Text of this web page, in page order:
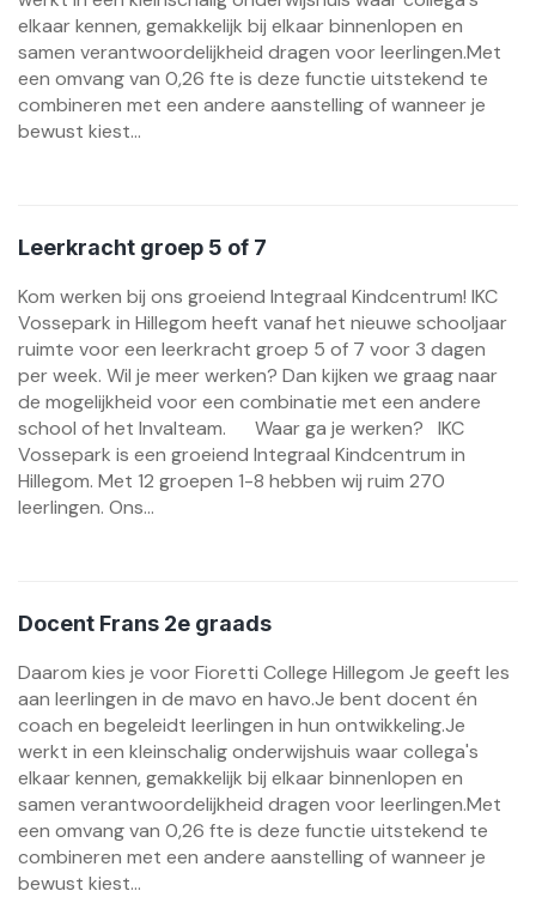
elkaar kennen, gemakkelijk bij elkaar binnenlopen en
samen verantwoordelijkheid dragen voor leerlingen.Met
een omvang van 0,26 fte is deze functie uitstekend te
combineren met een andere aanstelling of wanneer je
bewust kiest...
Leerkracht groep 5 of 7
Kom werken bij ons groeiend Integraal Kindcentrum! IKC
Vossepark in Hillegom heeft vanaf het nieuwe schooljaar
ruimte voor een leerkracht groep 5 of 7 voor 3 dagen
per week. Wil je meer werken? Dan kijken we graag naar
de mogelijkheid voor een combinatie met een andere
school of het Invalteam. Waar ga je werken? IKC
Vossepark is een groeiend Integraal Kindcentrum in
Hillegom. Met 12 groepen 1-8 hebben wij ruim 270
leerlingen. Ons...
Docent Frans 2e graads
Daarom kies je voor Fioretti College Hillegom Je geeft les
aan leerlingen in de mavo en havo.Je bent docent én
coach en begeleidt leerlingen in hun ontwikkeling.Je
werkt in een kleinschalig onderwijshuis waar collega's
elkaar kennen, gemakkelijk bij elkaar binnenlopen en
samen verantwoordelijkheid dragen voor leerlingen.Met
een omvang van 0,26 fte is deze functie uitstekend te
combineren met een andere aanstelling of wanneer je
bewust kiest...